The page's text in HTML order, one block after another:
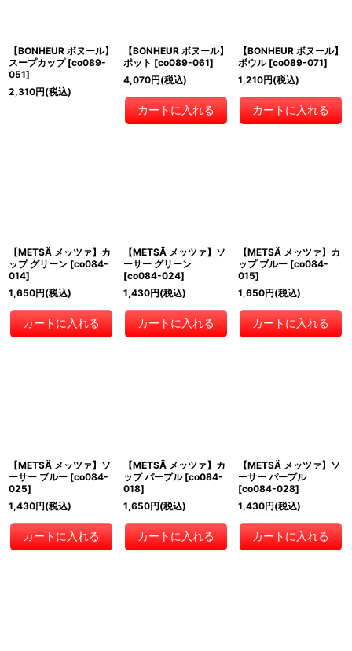
【BONHEUR ボヌール】
スープカップ [co089-
051]
2,310円(税込)
【BONHEUR ボヌール】
ポット [co089-061]
4,070円(税込)
カートに入れる
【BONHEUR ボヌール】
ボウル [co089-071]
1,210円(税込)
カートに入れる
【METSÄ メッツァ】カ
ップ グリーン [co084-
014]
1,650円(税込)
カートに入れる
【METSÄ メッツァ】ソ
ーサー グリーン
[co084-024]
1,430円(税込)
カートに入れる
【METSÄ メッツァ】カ
ップ ブルー [co084-
015]
1,650円(税込)
カートに入れる
【METSÄ メッツァ】ソ
ーサー ブルー [co084-
025]
1,430円(税込)
カートに入れる
【METSÄ メッツァ】カ
ップ パープル [co084-
018]
1,650円(税込)
カートに入れる
【METSÄ メッツァ】ソ
ーサー パープル
[co084-028]
1,430円(税込)
カートに入れる